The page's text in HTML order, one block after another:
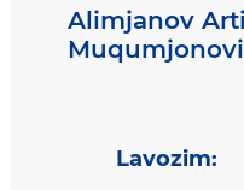
Alimjanov
Lavozim: